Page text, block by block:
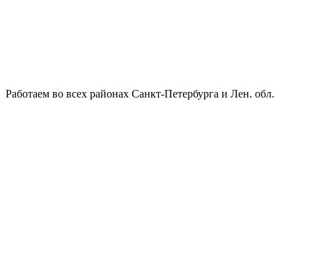
Работаем во всех районах Санкт-Петербурга и Лен. обл.